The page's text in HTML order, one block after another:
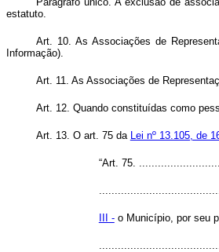
estatuto.
Art. 10. As Associações de
Informação).
Art. 11. As Associações de
Art. 12. Quando constituídas como
Art. 13. O art. 75 da Lei nº 13.105, de
“Art. 75.
III -o Município, por seu